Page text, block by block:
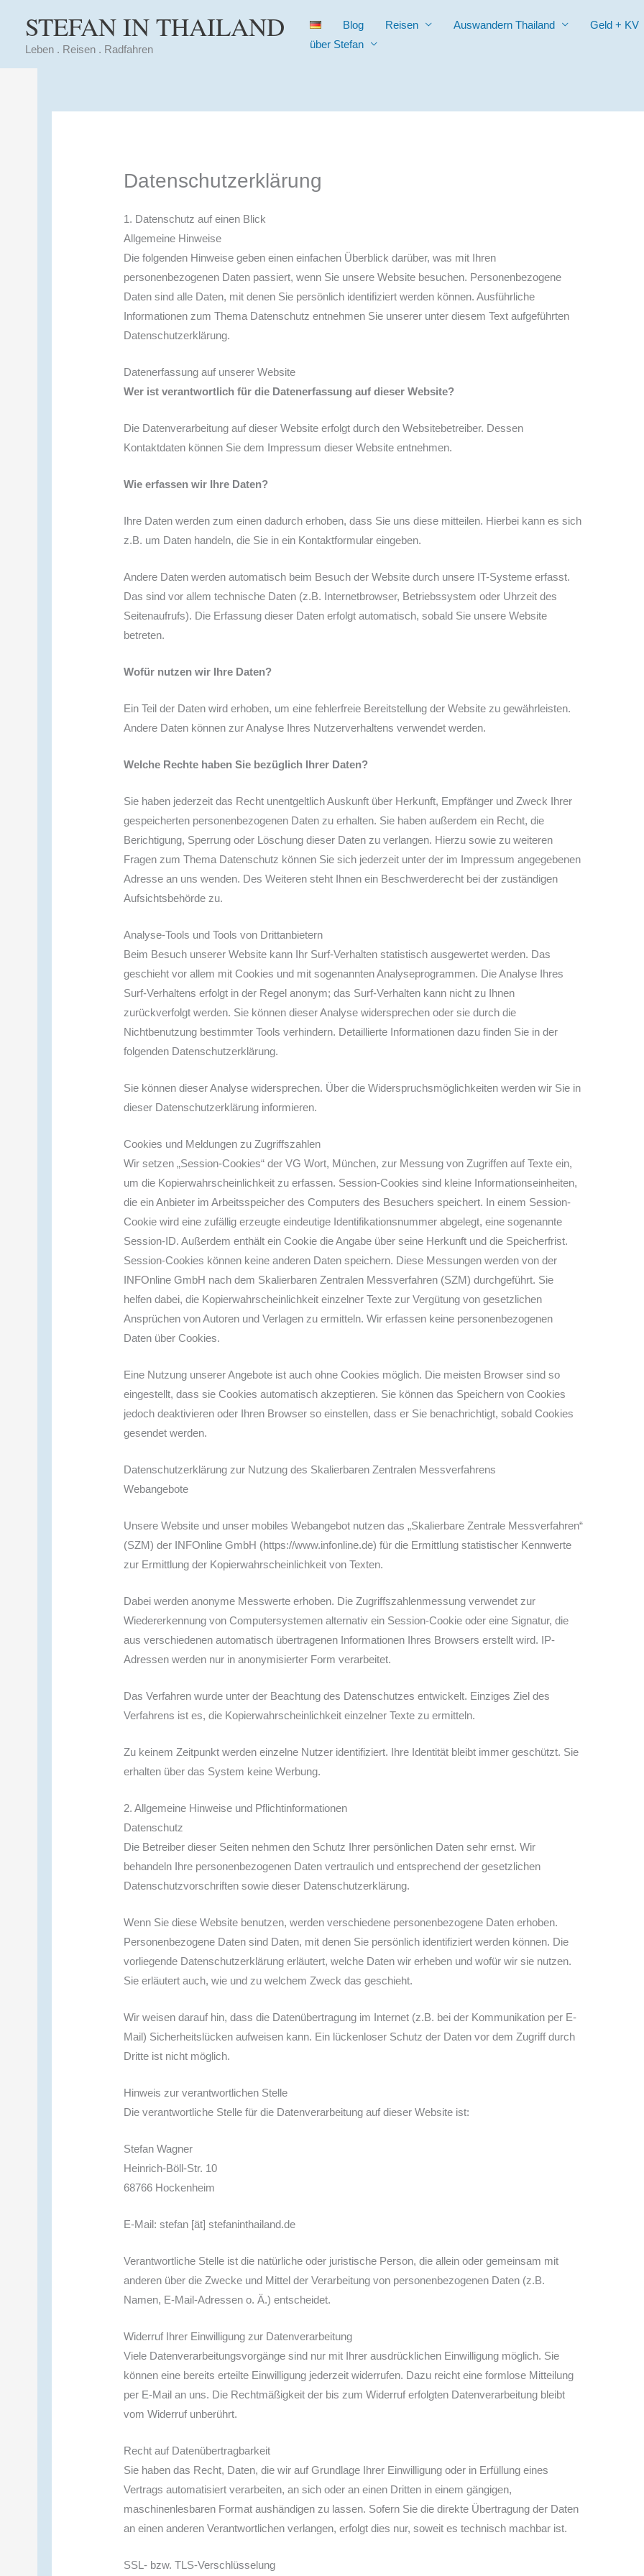
springen
STEFAN IN THAILAND
Leben . Reisen . Radfahren
Blog Reisen Auswandern Thailand Geld + KV
über Stefan
Datenschutzerklärung
1. Datenschutz auf einen Blick
Allgemeine Hinweise
Die folgenden Hinweise geben einen einfachen Überblick darüber, was mit Ihren
personenbezogenen Daten passiert, wenn Sie unsere Website besuchen. Personenbezogene
Daten sind alle Daten, mit denen Sie persönlich identifiziert werden können. Ausführliche
Informationen zum Thema Datenschutz entnehmen Sie unserer unter diesem Text aufgeführten
Datenschutzerklärung.
Datenerfassung auf unserer Website
Wer ist verantwortlich für die Datenerfassung auf dieser Website?
Die Datenverarbeitung auf dieser Website erfolgt durch den Websitebetreiber. Dessen
Kontaktdaten können Sie dem Impressum dieser Website entnehmen.
Wie erfassen wir Ihre Daten?
Ihre Daten werden zum einen dadurch erhoben, dass Sie uns diese mitteilen. Hierbei kann es sich
z.B. um Daten handeln, die Sie in ein Kontaktformular eingeben.
Andere Daten werden automatisch beim Besuch der Website durch unsere IT-Systeme erfasst.
Das sind vor allem technische Daten (z.B. Internetbrowser, Betriebssystem oder Uhrzeit des
Seitenaufrufs). Die Erfassung dieser Daten erfolgt automatisch, sobald Sie unsere Website
betreten.
Wofür nutzen wir Ihre Daten?
Ein Teil der Daten wird erhoben, um eine fehlerfreie Bereitstellung der Website zu gewährleisten.
Andere Daten können zur Analyse Ihres Nutzerverhaltens verwendet werden.
Welche Rechte haben Sie bezüglich Ihrer Daten?
Sie haben jederzeit das Recht unentgeltlich Auskunft über Herkunft, Empfänger und Zweck Ihrer
gespeicherten personenbezogenen Daten zu erhalten. Sie haben außerdem ein Recht, die
Berichtigung, Sperrung oder Löschung dieser Daten zu verlangen. Hierzu sowie zu weiteren
Fragen zum Thema Datenschutz können Sie sich jederzeit unter der im Impressum angegebenen
Adresse an uns wenden. Des Weiteren steht Ihnen ein Beschwerderecht bei der zuständigen
Aufsichtsbehörde zu.
Analyse-Tools und Tools von Drittanbietern
Beim Besuch unserer Website kann Ihr Surf-Verhalten statistisch ausgewertet werden. Das
geschieht vor allem mit Cookies und mit sogenannten Analyseprogrammen. Die Analyse Ihres
Surf-Verhaltens erfolgt in der Regel anonym; das Surf-Verhalten kann nicht zu Ihnen
zurückverfolgt werden. Sie können dieser Analyse widersprechen oder sie durch die
Nichtbenutzung bestimmter Tools verhindern. Detaillierte Informationen dazu finden Sie in der
folgenden Datenschutzerklärung.
Sie können dieser Analyse widersprechen. Über die Widerspruchsmöglichkeiten werden wir Sie in
dieser Datenschutzerklärung informieren.
Cookies und Meldungen zu Zugriffszahlen
Wir setzen „Session-Cookies“ der VG Wort, München, zur Messung von Zugriffen auf Texte ein,
um die Kopierwahrscheinlichkeit zu erfassen. Session-Cookies sind kleine Informationseinheiten,
die ein Anbieter im Arbeitsspeicher des Computers des Besuchers speichert. In einem Session-
Cookie wird eine zufällig erzeugte eindeutige Identifikationsnummer abgelegt, eine sogenannte
Session-ID. Außerdem enthält ein Cookie die Angabe über seine Herkunft und die Speicherfrist.
Session-Cookies können keine anderen Daten speichern. Diese Messungen werden von der
INFOnline GmbH nach dem Skalierbaren Zentralen Messverfahren (SZM) durchgeführt. Sie
helfen dabei, die Kopierwahrscheinlichkeit einzelner Texte zur Vergütung von gesetzlichen
Ansprüchen von Autoren und Verlagen zu ermitteln. Wir erfassen keine personenbezogenen
Daten über Cookies.
Eine Nutzung unserer Angebote ist auch ohne Cookies möglich. Die meisten Browser sind so
eingestellt, dass sie Cookies automatisch akzeptieren. Sie können das Speichern von Cookies
jedoch deaktivieren oder Ihren Browser so einstellen, dass er Sie benachrichtigt, sobald Cookies
gesendet werden.
Datenschutzerklärung zur Nutzung des Skalierbaren Zentralen Messverfahrens
Webangebote
Unsere Website und unser mobiles Webangebot nutzen das „Skalierbare Zentrale Messverfahren“
(SZM) der INFOnline GmbH (https://www.infonline.de) für die Ermittlung statistischer Kennwerte
zur Ermittlung der Kopierwahrscheinlichkeit von Texten.
Dabei werden anonyme Messwerte erhoben. Die Zugriffszahlenmessung verwendet zur
Wiedererkennung von Computersystemen alternativ ein Session-Cookie oder eine Signatur, die
aus verschiedenen automatisch übertragenen Informationen Ihres Browsers erstellt wird. IP-
Adressen werden nur in anonymisierter Form verarbeitet.
Das Verfahren wurde unter der Beachtung des Datenschutzes entwickelt. Einziges Ziel des
Verfahrens ist es, die Kopierwahrscheinlichkeit einzelner Texte zu ermitteln.
Zu keinem Zeitpunkt werden einzelne Nutzer identifiziert. Ihre Identität bleibt immer geschützt. Sie
erhalten über das System keine Werbung.
2. Allgemeine Hinweise und Pflichtinformationen
Datenschutz
Die Betreiber dieser Seiten nehmen den Schutz Ihrer persönlichen Daten sehr ernst. Wir
behandeln Ihre personenbezogenen Daten vertraulich und entsprechend der gesetzlichen
Datenschutzvorschriften sowie dieser Datenschutzerklärung.
Wenn Sie diese Website benutzen, werden verschiedene personenbezogene Daten erhoben.
Personenbezogene Daten sind Daten, mit denen Sie persönlich identifiziert werden können. Die
vorliegende Datenschutzerklärung erläutert, welche Daten wir erheben und wofür wir sie nutzen.
Sie erläutert auch, wie und zu welchem Zweck das geschieht.
Wir weisen darauf hin, dass die Datenübertragung im Internet (z.B. bei der Kommunikation per E-
Mail) Sicherheitslücken aufweisen kann. Ein lückenloser Schutz der Daten vor dem Zugriff durch
Dritte ist nicht möglich.
Hinweis zur verantwortlichen Stelle
Die verantwortliche Stelle für die Datenverarbeitung auf dieser Website ist:
Stefan Wagner
Heinrich-Böll-Str. 10
68766 Hockenheim
E-Mail: stefan [ät] stefaninthailand.de
Verantwortliche Stelle ist die natürliche oder juristische Person, die allein oder gemeinsam mit
anderen über die Zwecke und Mittel der Verarbeitung von personenbezogenen Daten (z.B.
Namen, E-Mail-Adressen o. Ä.) entscheidet.
Widerruf Ihrer Einwilligung zur Datenverarbeitung
Viele Datenverarbeitungsvorgänge sind nur mit Ihrer ausdrücklichen Einwilligung möglich. Sie
können eine bereits erteilte Einwilligung jederzeit widerrufen. Dazu reicht eine formlose Mitteilung
per E-Mail an uns. Die Rechtmäßigkeit der bis zum Widerruf erfolgten Datenverarbeitung bleibt
vom Widerruf unberührt.
Recht auf Datenübertragbarkeit
Sie haben das Recht, Daten, die wir auf Grundlage Ihrer Einwilligung oder in Erfüllung eines
Vertrags automatisiert verarbeiten, an sich oder an einen Dritten in einem gängigen,
maschinenlesbaren Format aushändigen zu lassen. Sofern Sie die direkte Übertragung der Daten
an einen anderen Verantwortlichen verlangen, erfolgt dies nur, soweit es technisch machbar ist.
SSL- bzw. TLS-Verschlüsselung